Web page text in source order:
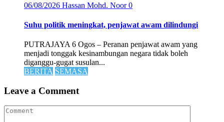
06/08/2026 Hassan Mohd. Noor0
Suhu politik meningkat, penjawat awam dilindungi
PUTRAJAYA 6 Ogos – Peranan penjawat awam yang
menjadi tonggak kesinambungan negara tidak boleh
diganggu-gugat susulan...
BERITA SEMASA
Leave a Comment